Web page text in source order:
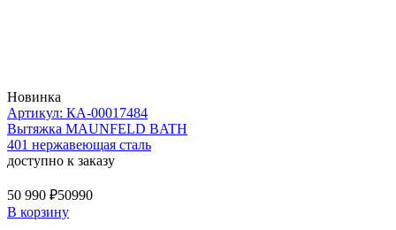
Новинка
Артикул: КА-00017484
Вытяжка MAUNFELD BATH
401 нержавеющая сталь
доступно к заказу
50 990 ₽50990
В корзину